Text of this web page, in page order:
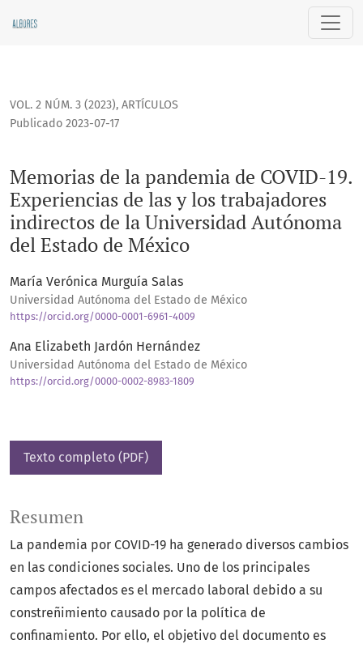
Memorias de la pandemia de COVID-19. Experiencias de
VOL. 2 NÚM. 3 (2023), ARTÍCULOS
Memorias de la pandemia de COVID-19.
Experiencias de las y los trabajadores
indirectos de la Universidad Autónoma
del Estado de México
Publicado 2023-07-17
María Verónica Murguía Salas
Universidad Autónoma del Estado de México
https://orcid.org/0000-0001-6961-4009
Ana Elizabeth Jardón Hernández
Universidad Autónoma del Estado de México
https://orcid.org/0000-0002-8983-1809
Texto completo (PDF)
Resumen
La pandemia por COVID-19 ha generado diversos cambios
en las condiciones sociales. Uno de los principales
campos afectados es el mercado laboral debido a su
constreñimiento causado por la política de
confinamiento. Por ello, el objetivo del documento es